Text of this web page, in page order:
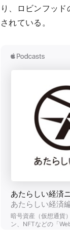
り、ロビンフッ
されている。